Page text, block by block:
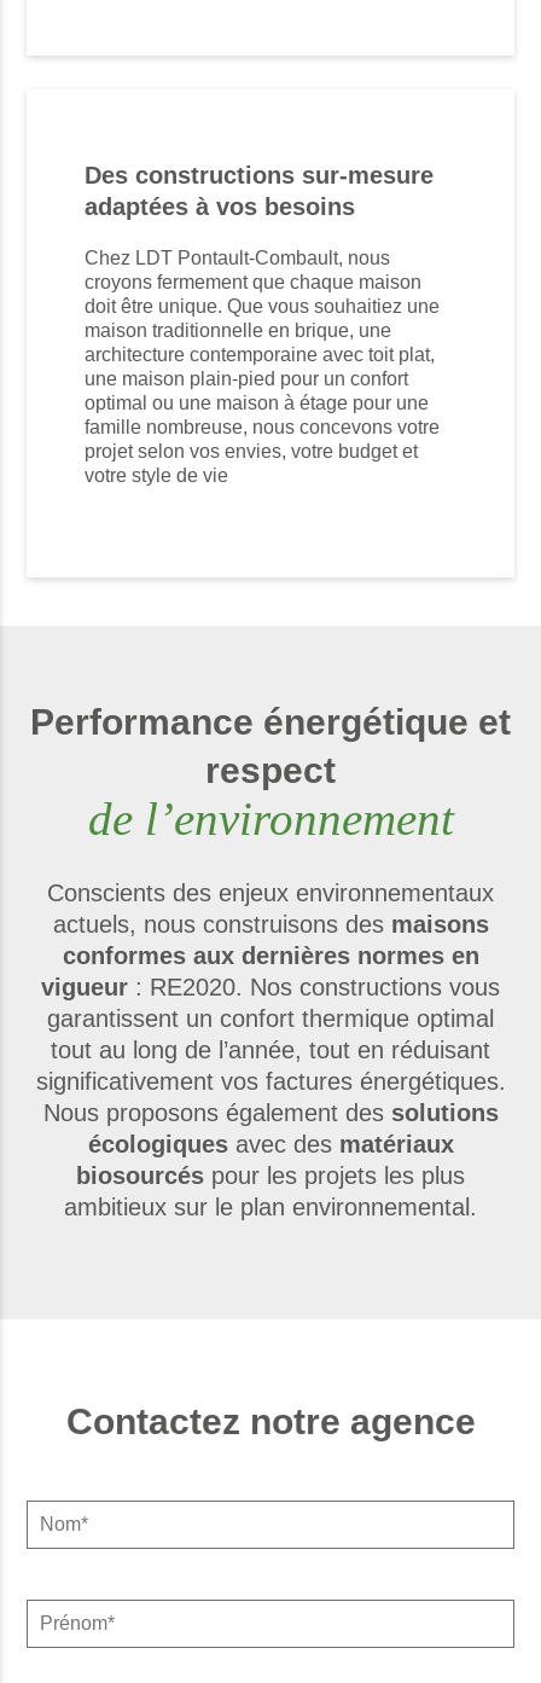
Des constructions sur-mesure
adaptées à vos besoins
Chez LDT Pontault-Combault, nous
croyons fermement que chaque maison
doit être unique. Que vous souhaitiez une
maison traditionnelle en brique, une
architecture contemporaine avec toit plat,
une maison plain-pied pour un confort
optimal ou une maison à étage pour une
famille nombreuse, nous concevons votre
projet selon vos envies, votre budget et
votre style de vie
Performance énergétique et
respect
de l’environnement
Conscients des enjeux environnementaux
actuels, nous construisons des maisons
conformes aux dernières normes en
vigueur : RE2020. Nos constructions vous
garantissent un confort thermique optimal
tout au long de l’année, tout en réduisant
significativement vos factures énergétiques.
Nous proposons également des solutions
écologiquesavec des matériaux
biosourcés pour les projets les plus
ambitieux sur le plan environnemental.
Contactez notre agence